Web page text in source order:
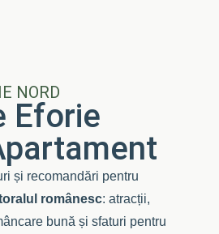
NORD
Eforie
și recomandări pentru
românesc: atracții,
bună și sfaturi pentru